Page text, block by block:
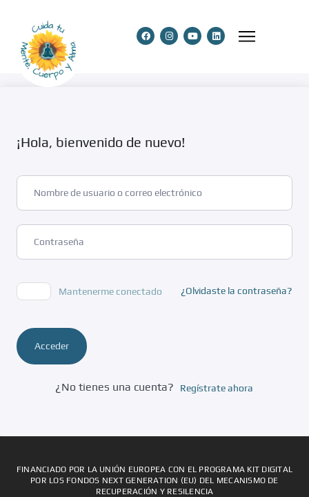
¡Hola, bienvenido de nuevo!
Mantenerme conectado ¿Olvidaste la contraseña?
Acceder
¿No tienes una cuenta? Regístrate ahora
FINANCIADO POR LA UNIÓN EUROPEA CON EL PROGRAMA KIT DIGITAL
POR LOS FONDOS NEXT GENERATION (EU) DEL MECANISMO DE
RECUPERACIÓN Y RESILENCIA